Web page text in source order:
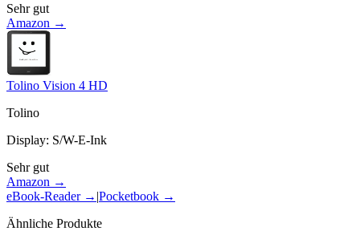
Sehr gut
Amazon →
Tolino Vision 4 HD
Tolino
Display: S/W-E-Ink
Sehr gut
Amazon →
eBook-Reader→ |Pocketbook →
Ähnliche Produkte